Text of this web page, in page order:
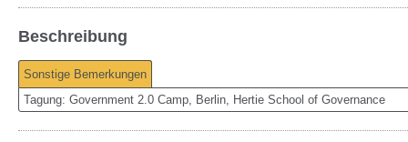
Beschreibung
Sonstige Bemerkungen
Tagung: Government 2.0 Camp, Berlin, Hertie School of Governance